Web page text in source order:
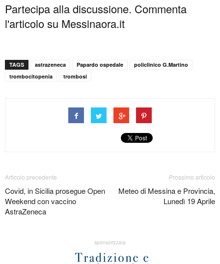
Partecipa alla discussione. Commenta
l'articolo su Messinaora.it
TAGS astrazeneca Papardo ospedale
policlinico G.Martino
trombocitopenia
trombosi
Articolo precedente
Covid, in Sicilia prosegue Open
Weekend con vaccino
AstraZeneca
Prossimo articolo
Meteo di Messina e Provincia,
Lunedì 19 Aprile
sponsorizzata